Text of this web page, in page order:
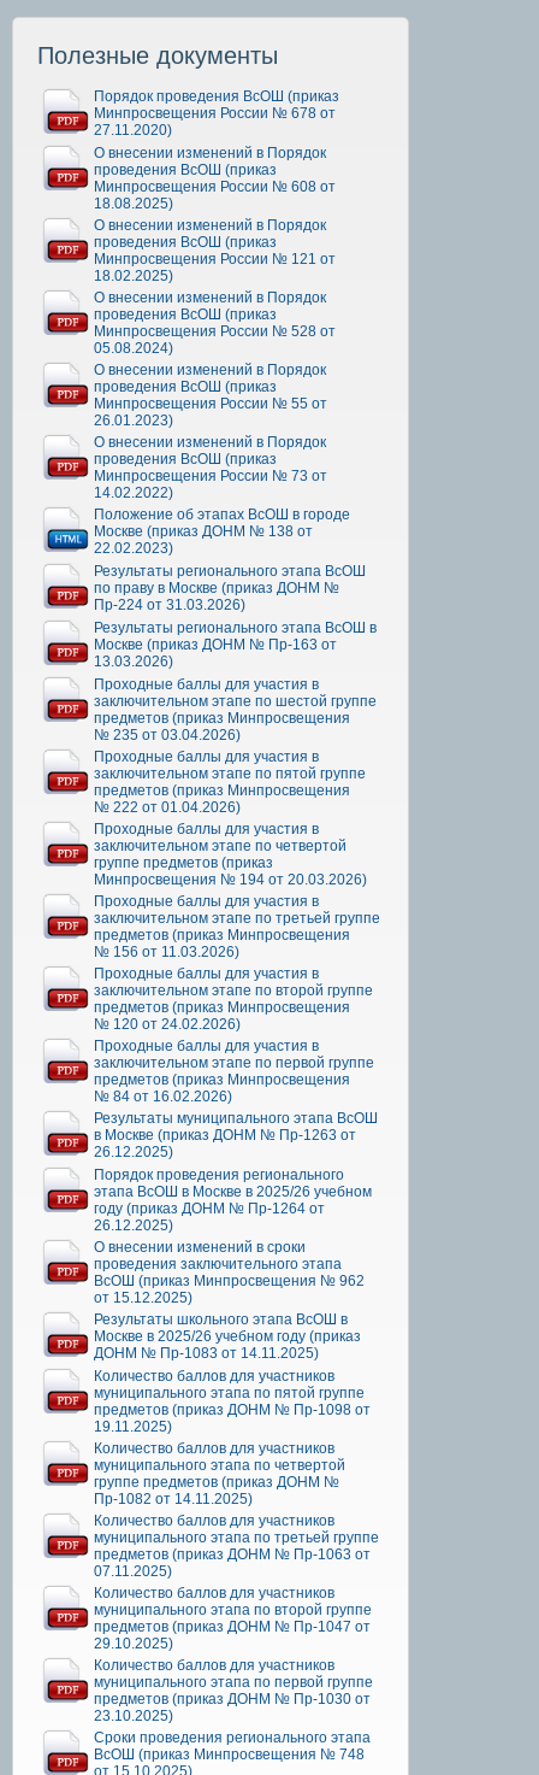
Полезные документы
Порядок проведения ВсОШ (приказ
Минпросвещения России № 678 от
27.11.2020)
О внесении изменений в Порядок
проведения ВсОШ (приказ
Минпросвещения России № 608 от
18.08.2025)
О внесении изменений в Порядок
проведения ВсОШ (приказ
Минпросвещения России № 121 от
18.02.2025)
О внесении изменений в Порядок
проведения ВсОШ (приказ
Минпросвещения России № 528 от
05.08.2024)
О внесении изменений в Порядок
проведения ВсОШ (приказ
Минпросвещения России № 55 от
26.01.2023)
О внесении изменений в Порядок
проведения ВсОШ (приказ
Минпросвещения России № 73 от
14.02.2022)
Положение об этапах ВсОШ в городе
Москве (приказ ДОНМ № 138 от
22.02.2023)
Результаты регионального этапа ВсОШ
по праву в Москве (приказ ДОНМ №
Пр-224 от 31.03.2026)
Результаты регионального этапа ВсОШ в
Москве (приказ ДОНМ № Пр-163 от
13.03.2026)
Проходные баллы для участия в
заключительном этапе по шестой группе
предметов (приказ Минпросвещения
№ 235 от 03.04.2026)
Проходные баллы для участия в
заключительном этапе по пятой группе
предметов (приказ Минпросвещения
№ 222 от 01.04.2026)
Проходные баллы для участия в
заключительном этапе по четвертой
группе предметов (приказ
Минпросвещения № 194 от 20.03.2026)
Проходные баллы для участия в
заключительном этапе по третьей группе
предметов (приказ Минпросвещения
№ 156 от 11.03.2026)
Проходные баллы для участия в
заключительном этапе по второй группе
предметов (приказ Минпросвещения
№ 120 от 24.02.2026)
Проходные баллы для участия в
заключительном этапе по первой группе
предметов (приказ Минпросвещения
№ 84 от 16.02.2026)
Результаты муниципального этапа ВсОШ
в Москве (приказ ДОНМ № Пр-1263 от
26.12.2025)
Порядок проведения регионального
этапа ВсОШ в Москве в 2025/26 учебном
году (приказ ДОНМ № Пр-1264 от
26.12.2025)
О внесении изменений в сроки
проведения заключительного этапа
ВсОШ (приказ Минпросвещения № 962
от 15.12.2025)
Результаты школьного этапа ВсОШ в
Москве в 2025/26 учебном году (приказ
ДОНМ № Пр-1083 от 14.11.2025)
Количество баллов для участников
муниципального этапа по пятой группе
предметов (приказ ДОНМ № Пр-1098 от
19.11.2025)
Количество баллов для участников
муниципального этапа по четвертой
группе предметов (приказ ДОНМ №
Пр-1082 от 14.11.2025)
Количество баллов для участников
муниципального этапа по третьей группе
предметов (приказ ДОНМ № Пр-1063 от
07.11.2025)
Количество баллов для участников
муниципального этапа по второй группе
предметов (приказ ДОНМ № Пр-1047 от
29.10.2025)
Количество баллов для участников
муниципального этапа по первой группе
предметов (приказ ДОНМ № Пр-1030 от
23.10.2025)
Сроки проведения регионального этапа
ВсОШ (приказ Минпросвещения № 748
от 15.10.2025)